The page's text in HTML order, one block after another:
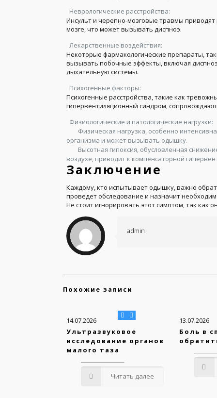
Неврологические расстройства:
Инсульт и черепно-мозговые травмы
мозге, что может вызывать диспноэ.
Лекарственные воздействия:
Некоторые фармакологические препараты,
вызывать побочные эффекты, включая
дыхательную системы.
Психогенные факторы:
Психогенные расстройства, такие как
гипервентиляционный синдром,
Физиологические и патологические нагрузки:
Физическая нагрузка, особенно
организма и может вызывать одышку.
Высотная гипоксия, обусловленная
воздухе, приводит к компенсаторной
Заключение
Каждому, кто испытывает одышку, важно
проведет обследование и назначит
Не стоит игнорировать этот симптом, так как
admin
Похожие записи
14.07.2026
Ультразвуковое
исследование органов
малого таза
Читать далее
13.07.2026
Боль в